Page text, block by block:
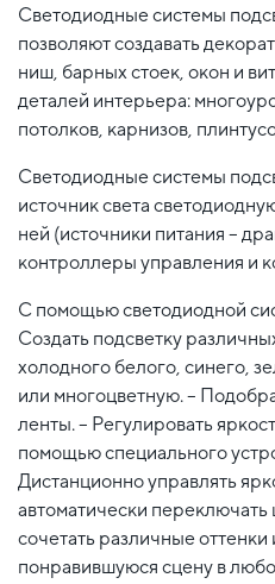
Светодиодные системы
позволяют создавать
ниш, барных стоек, окон и
деталей интерьера:
потолков, карнизов,
Светодиодные системы
источник света
ней (источники питания –
контроллеры управления и
С помощью светодиодной
Создать подсветку
холодного белого, синего,
или многоцветную. –
ленты. – Регулировать
помощью специального
Дистанционно управлять
автоматически переключать
сочетать различные
понравившуюся сцену в